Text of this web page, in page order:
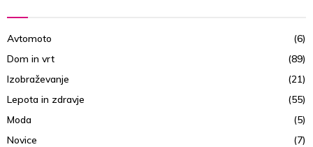
Avtomoto
(6)
Dom in vrt
(89)
Izobraževanje
(21)
Lepota in zdravje
(55)
Moda
(5)
Novice
(7)